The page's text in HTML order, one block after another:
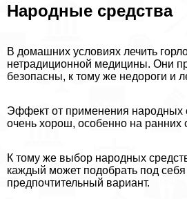
Народные средства
В домашних условиях лечить
нетрадиционной медицины. Они
безопасны, к тому же недороги и
Эффект от применения народных
очень хорош, особенно на ранних
К тому же выбор народных
каждый может подобрать под
предпочтительный вариант.